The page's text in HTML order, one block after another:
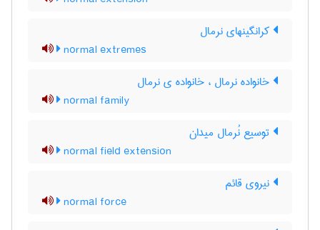
کرانگینهای نرمال
normal extremes
خانواده نرمال ، خانواده ی نرمال
normal family
توسیع نُرمال میدان
normal field extension
نیروی قائم
normal force